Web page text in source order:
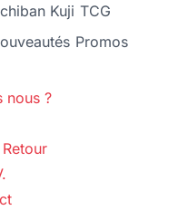
Kuji TCG
Promos
nous ?